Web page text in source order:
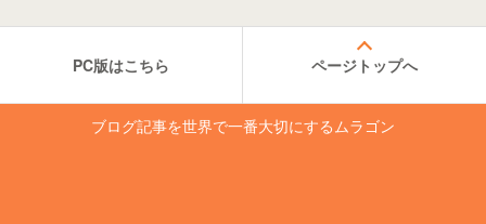
PC版はこちら ページトップへ
ブログ記事を世界で一番大切にするムラゴン